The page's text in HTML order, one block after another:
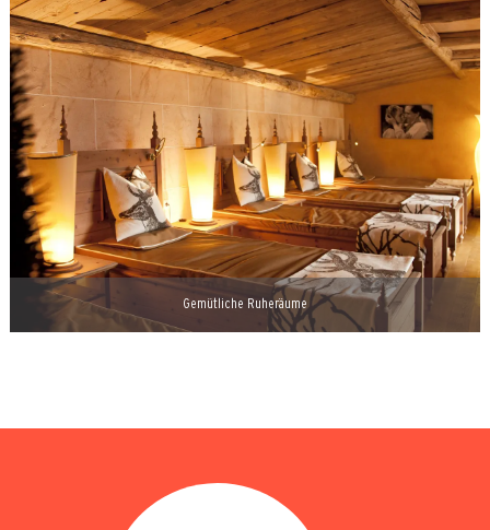
Gemütliche Ruheräume